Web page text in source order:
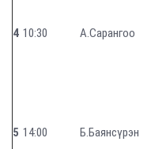
4 10:30 А.Сарангоо
5 14:00 Б.Баянсүрэн